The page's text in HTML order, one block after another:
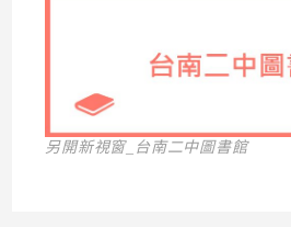
另開新視窗_台南二中圖書館